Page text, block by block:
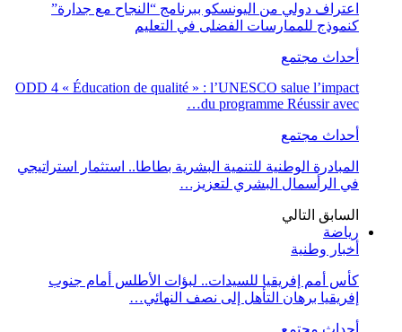
اعتراف دولي من اليونسكو ببرنامج “النجاح مع جدارة”
كنموذج للممارسات الفضلى في التعليم
أحداث مجتمع
ODD 4 « Éducation de qualité » : l’UNESCO salue l’impact
du programme Réussir avec…
أحداث مجتمع
المبادرة الوطنية للتنمية البشرية بطاطا.. استثمار استراتيجي
في الرأسمال البشري لتعزيز…
السابق التالي
رياضة
أخبار وطنية
كأس أمم إفريقيا للسيدات.. لبؤات الأطلس أمام جنوب
إفريقيا برهان التأهل إلى نصف النهائي…
أحداث مجتمع